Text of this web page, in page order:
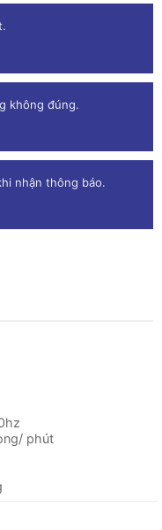
không đúng.
nhận thông báo.
phút